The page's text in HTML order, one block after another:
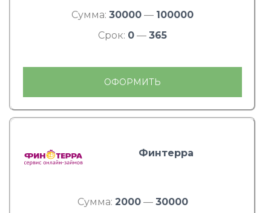
Сумма: 30000 — 100000
Срок: 0 — 365
ОФОРМИТЬ
Финтерра
Сумма: 2000— 30000